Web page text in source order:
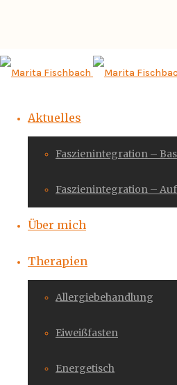
Aktuelles
Faszienintegration –
Faszienintegration –
Über mich
Therapien
Allergiebehandlung
Eiweißfasten
Energetisch